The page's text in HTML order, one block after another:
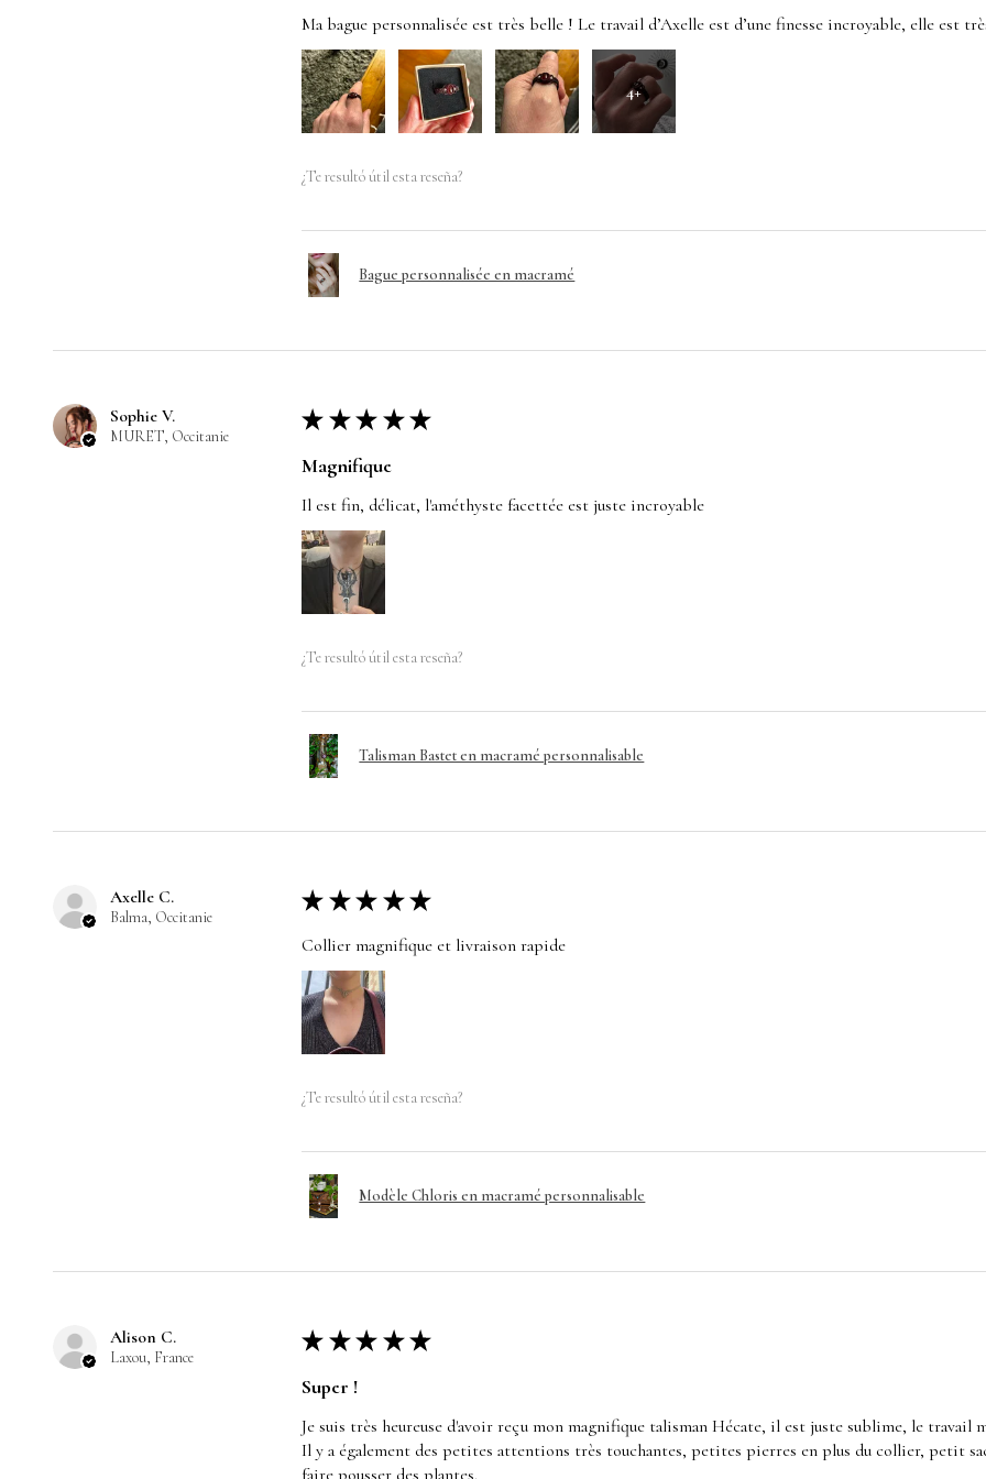
Ma bague personnalisée est très belle ! Le travail d’Axelle est d’une finesse incroyable, elle est
4+
¿Te resultó útil esta reseña?
Bague personnalisée en macramé
Sophie V.
MURET, Occitanie
★ ★ ★ ★ ★
Magnifique
Il est fin, délicat, l'améthyste facettée est juste incroyable
¿Te resultó útil esta reseña?
Talisman Bastet en macramé personnalisable
Axelle C.
Balma, Occitanie
★ ★ ★ ★ ★
Collier magnifique et livraison rapide
¿Te resultó útil esta reseña?
Modèle Chloris en macramé personnalisable
Alison C.
Laxou, France
★ ★ ★ ★ ★
Super !
Je suis très heureuse d'avoir reçu mon magnifique talisman Hécate, il est juste sublime, le
Il y a également des petites attentions très touchantes, petites pierres en plus du collier, petit
faire pousser des plantes.